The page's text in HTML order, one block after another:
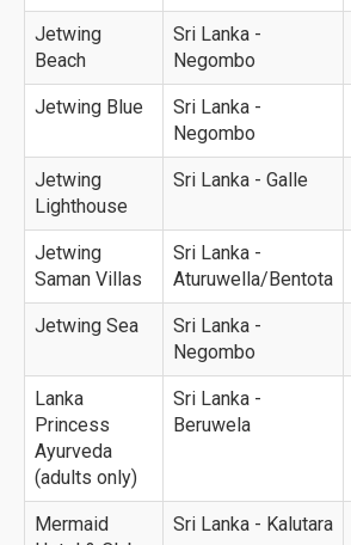
Jetwing
Beach
Sri Lanka -
Negombo
Jetwing Blue
Sri Lanka -
Negombo
Jetwing
Lighthouse
Sri Lanka - Galle
Jetwing
Saman Villas
Sri Lanka -
Aturuwella/Bentota
Jetwing Sea
Sri Lanka -
Negombo
Lanka
Princess
Ayurveda
(adults only)
Sri Lanka -
Beruwela
Mermaid
Sri Lanka - Kalutara